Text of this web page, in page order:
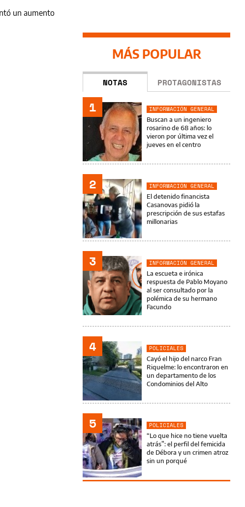
un aumento
MÁS POPULAR
NOTAS PROTAGONISTAS
1
INFORMACIÓN GENERAL
Buscan a un ingeniero
rosarino de 68 años: lo
vieron por última vez el
jueves en el centro
2
INFORMACIÓN GENERAL
El detenido financista
Casanovas pidió la
prescripción de sus estafas
millonarias
3
INFORMACIÓN GENERAL
La escueta e irónica
respuesta de Pablo Moyano
al ser consultado por la
polémica de su hermano
Facundo
4
POLICIALES
Cayó el hijo del narco Fran
Riquelme: lo encontraron en
un departamento de los
Condominios del Alto
5
POLICIALES
“Lo que hice no tiene vuelta
atrás”: el perfil del femicida
de Débora y un crimen atroz
sin un porqué